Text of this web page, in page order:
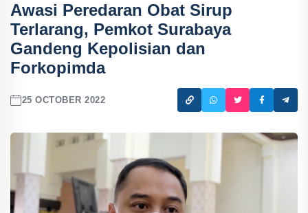
Awasi Peredaran Obat Sirup
Terlarang, Pemkot Surabaya
Gandeng Kepolisian dan
Forkopimda
25 OCTOBER 2022